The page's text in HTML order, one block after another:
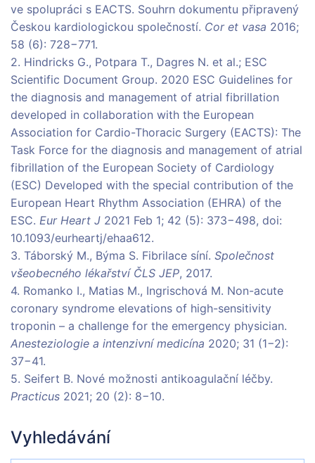
ve spolupráci s EACTS. Souhrn dokumentu připravený
Českou kardiologickou společností. Cor et vasa 2016;
58 (6): 728−771.
2. Hindricks G., Potpara T., Dagres N. et al.; ESC
Scientific Document Group. 2020 ESC Guidelines for
the diagnosis and management of atrial fibrillation
developed in collaboration with the European
Association for Cardio-Thoracic Surgery (EACTS): The
Task Force for the diagnosis and management of atrial
fibrillation of the European Society of Cardiology
(ESC) Developed with the special contribution of the
European Heart Rhythm Association (EHRA) of the
ESC. Eur Heart J 2021 Feb 1; 42 (5): 373−498, doi:
10.1093/eurheartj/ehaa612.
3. Táborský M., Býma S. Fibrilace síní. Společnost
všeobecného lékařství ČLS JEP, 2017.
4. Romanko I., Matias M., Ingrischová M. Non-acute
coronary syndrome elevations of high-sensitivity
troponin – a challenge for the emergency physician.
Anesteziologie a intenzivní medicína 2020; 31 (1−2):
37−41.
5. Seifert B. Nové možnosti antikoagulační léčby.
Practicus 2021; 20 (2): 8−10.
Vyhledávání